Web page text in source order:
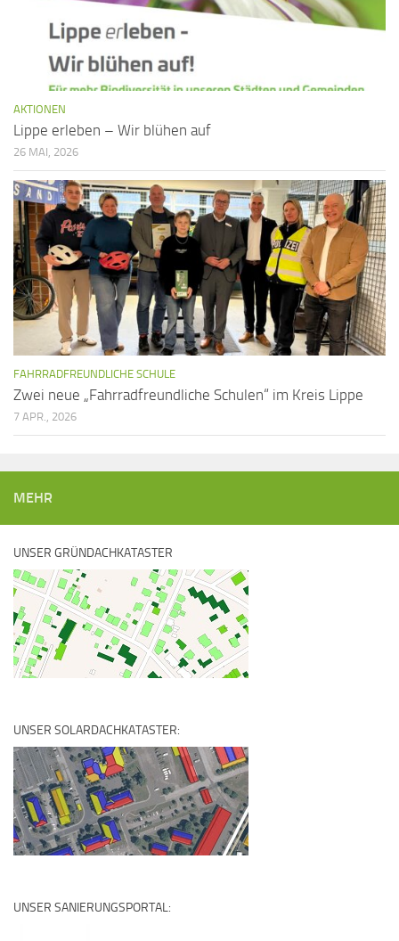
AKTIONEN
Lippe erleben – Wir blühen auf
26 MAI, 2026
FAHRRADFREUNDLICHE SCHULE
Zwei neue „Fahrradfreundliche Schulen“ im Kreis Lippe
7 APR., 2026
MEHR
UNSER GRÜNDACHKATASTER
UNSER SOLARDACHKATASTER:
UNSER SANIERUNGSPORTAL: